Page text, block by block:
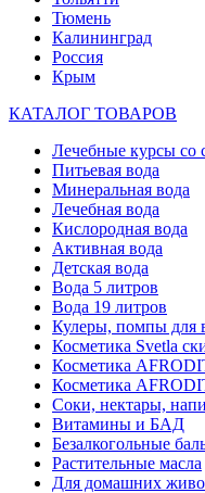
Тюмень
Калининград
Россия
Крым
КАТАЛОГ ТОВАРОВ
Лечебные курсы со
Питьевая вода
Минеральная вода
Лечебная вода
Кислородная вода
Активная вода
Детская вода
Вода 5 литров
Вода 19 литров
Кулеры, помпы для
Косметика Svetla
Косметика
Косметика
Соки, нектары,
Витамины и БАД
Безалкогольные
Растительные масла
Для домашних